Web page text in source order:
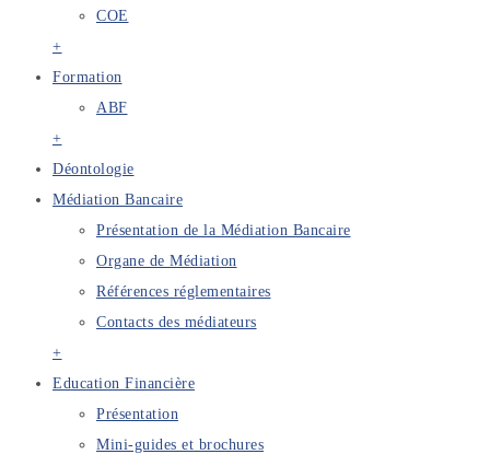
COE
+
Formation
ABF
+
Déontologie
Médiation Bancaire
Présentation de la Médiation Bancaire
Organe de Médiation
Références réglementaires
Contacts des médiateurs
+
Education Financière
Présentation
Mini-guides et brochures